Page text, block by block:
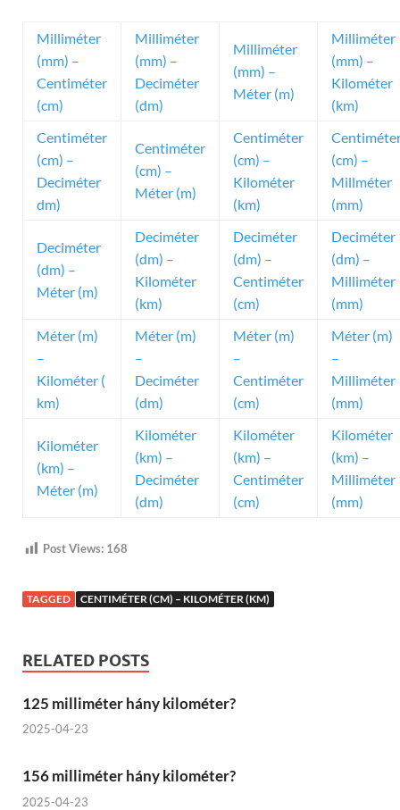
Milliméter
(mm) –
Centiméter
(cm)
Milliméter
(mm) –
Deciméter
(dm)
Milliméter
(mm) –
Méter (m)
Milliméter
(mm) –
Kilométer
(km)
Centiméter
(cm) –
Deciméter
dm)
Centiméter
(cm) –
Méter (m)
Centiméter
(cm) –
Kilométer
(km)
(cm) –
Millméter
(mm)
Deciméter
(dm) –
Méter (m)
Deciméter
(dm) –
Kilométer
(km)
Deciméter
(dm) –
Centiméter
(cm)
Deciméter
(dm) –
Milliméter
(mm)
Méter (m)
–
Kilométer (
km)
Méter (m)
–
Deciméter
(dm)
Méter (m)
–
Centiméter
(cm)
Méter (m)
–
Milliméter
(mm)
Kilométer
(km) –
Méter (m)
Kilométer
(km) –
Deciméter
(dm)
Kilométer
(km) –
Centiméter
(cm)
Kilométer
(km) –
Milliméter
(mm)
Post Views: 168
TAGGED CENTIMÉTER (CM) – KILOMÉTER (KM)
RELATED POSTS
125 milliméter hány kilométer?
2025-04-23
156 milliméter hány kilométer?
2025-04-23